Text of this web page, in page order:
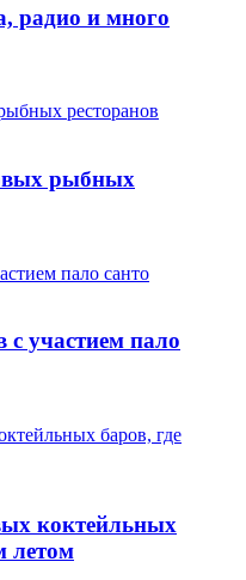
радио и много
рыбных
участием пало
коктейльных
летом